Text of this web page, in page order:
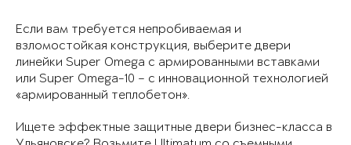
Если вам требуется непробиваемая и
взломостойкая конструкция, выберите двери
линейки Super Omega с армированными вставками
или Super Omega-10 – с инновационной технологией
«армированный теплобетон».
Ищете эффектные защитные двери бизнес-класса в